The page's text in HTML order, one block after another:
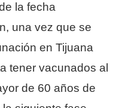
la fecha
una vez que se
en Tijuana
tener vacunados al
de 60 años de